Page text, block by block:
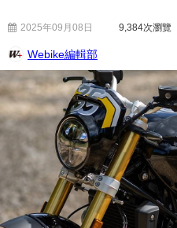
2025年09月08日 9,384次瀏覽
Webike編輯部